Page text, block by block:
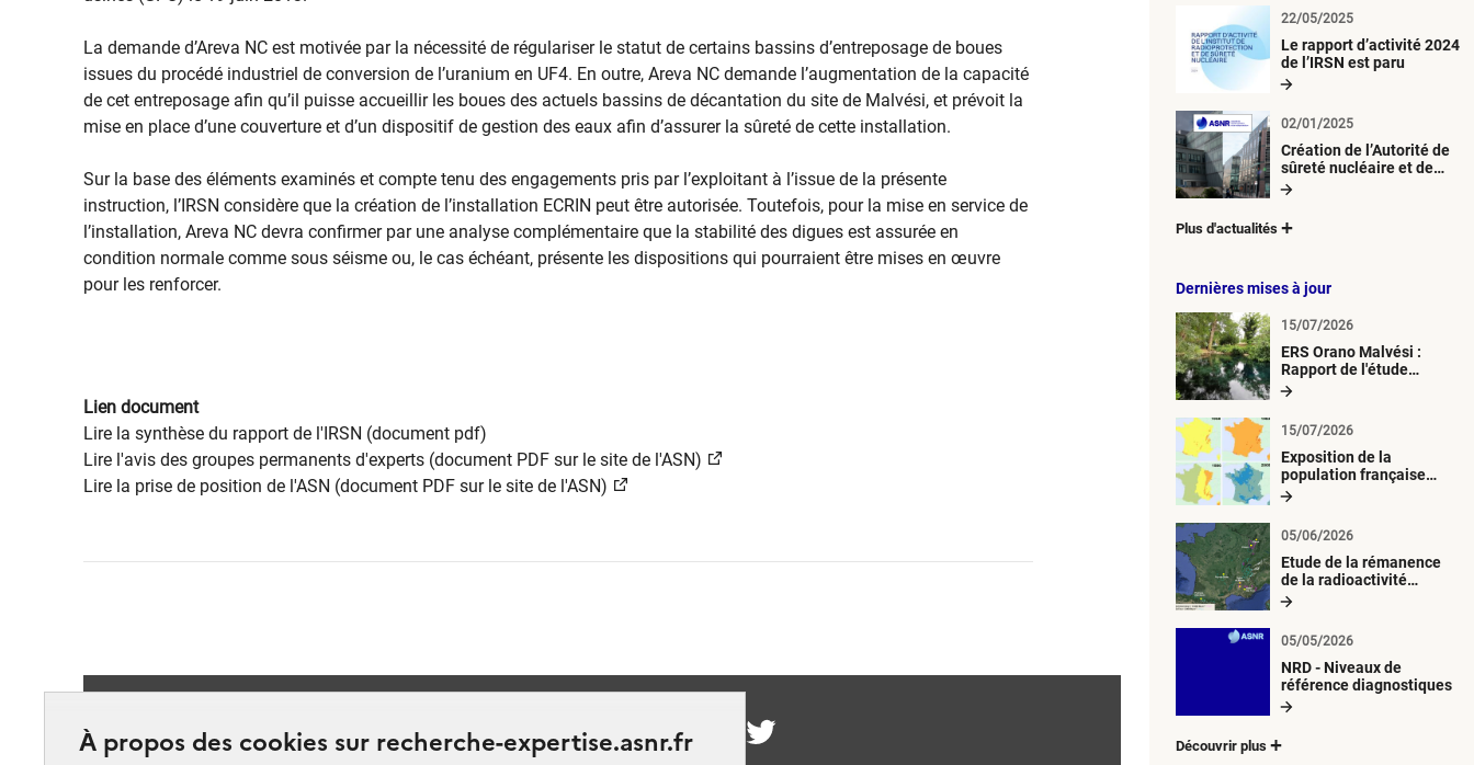
À propos des cookies sur recherche-expertise.asnr.fr
La demande d’Areva NC est motivée par la nécessité de régulariser le statut de certains bassins d’entreposage de boues
issues du procédé industriel de conversion de l’uranium en UF4. En outre, Areva NC demande l’augmentation de la capacité
de cet entreposage afin qu’il puisse accueillir les boues des actuels bassins de décantation du site de Malvési, et prévoit la
mise en place d’une couverture et d’un dispositif de gestion des eaux afin d’assurer la sûreté de cette installation.
Sur la base des éléments examinés et compte tenu des engagements pris par l’exploitant à l’issue de la présente
instruction, l’IRSN considère que la création de l’installation ECRIN peut être autorisée. Toutefois, pour la mise en service de
l’installation, Areva NC devra confirmer par une analyse complémentaire que la stabilité des digues est assurée en
condition normale comme sous séisme ou, le cas échéant, présente les dispositions qui pourraient être mises en œuvre
pour les renforcer.
Lien document
Lire la synthèse du rapport de l'IRSN (document pdf)
Lire l'avis des groupes permanents d'experts (document PDF sur le site de l'ASN)
Lire la prise de position de l'ASN (document PDF sur le site de l'ASN)
Le rapport d’activité 2024
de l’IRSN est paru
22/05/2025
Création de l’Autorité de
sûreté nucléaire et de
radioprotection (ASNR)
02/01/2025
Plus d'actualités
Dernières mises à jour
ERS Orano Malvési :
Rapport de l'étude
radiologique du milieu
15/07/2026
Exposition de la
population française
métropolitaine aux
atmosphériques
radioactives depuis 1945
15/07/2026
Etude de la rémanence
de la radioactivité
d’origine artificielle
05/06/2026
NRD - Niveaux de
référence diagnostiques
05/05/2026
Découvrir plus
Suivez-nous